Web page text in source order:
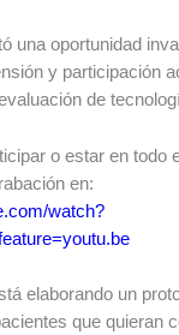
una oportunidad
y participación
de
o estar en todo
en:
watch?
elaborando un
que quieran